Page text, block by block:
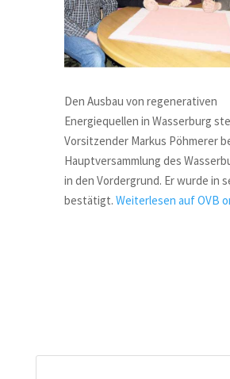
Den Ausbau von regenerativen
Energiequellen in Wasserburg
Vorsitzender Markus Pöhmerer
Hauptversammlung des
in den Vordergrund. Er wurde in
bestätigt. Weiterlesen auf OVB